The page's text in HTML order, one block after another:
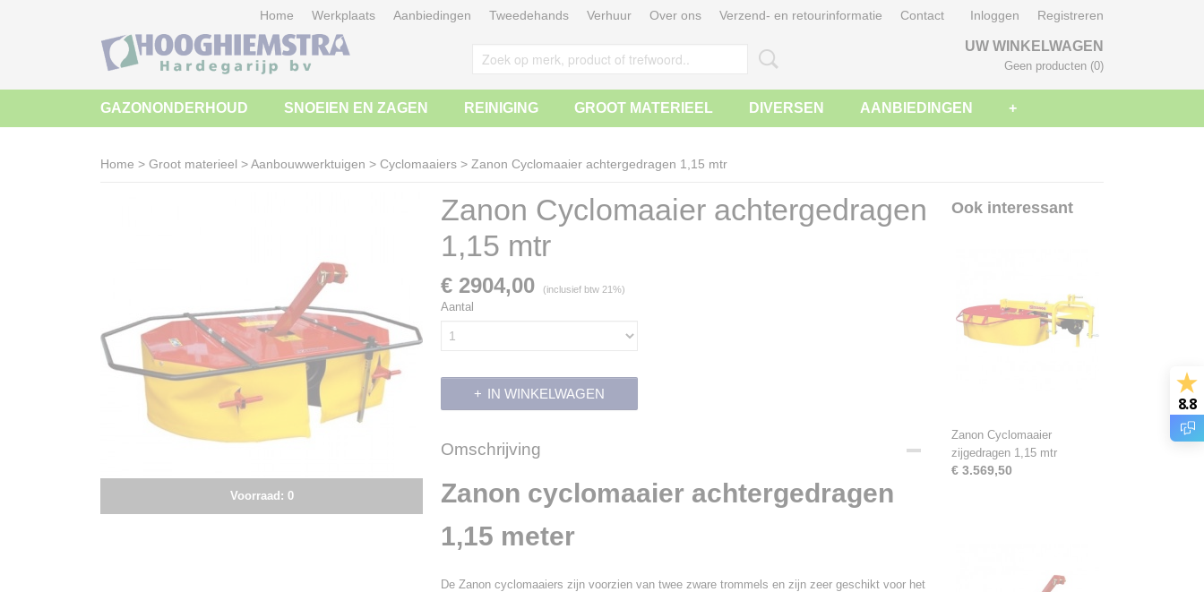
Home Werkplaats Aanbiedingen Tweedehands Verhuur Over ons Verzend- en retourinformatie Contact Inloggen Registreren
UW WINKELWAGEN
Geen producten (0)
GAZONONDERHOUD SNOEIEN EN ZAGEN REINIGING GROOT MATERIEEL DIVERSEN AANBIEDINGEN +
Home > Groot materieel >Aanbouwwerktuigen > Cyclomaaiers > Zanon Cyclomaaier achtergedragen 1,15 mtr
Voorraad: 0
Zanon Cyclomaaier achtergedragen
1,15 mtr
€ 2904,00 (inclusief btw 21%)
Aantal
IN WINKELWAGEN
Omschrijving
Zanon cyclomaaier achtergedragen
1,15 meter
De Zanon cyclomaaiers zijn voorzien van twee zware trommels en zijn zeer geschikt voor het
Ook interessant
Zanon Cyclomaaier
zijgedragen 1,15 mtr
€ 3.569,50
8.8